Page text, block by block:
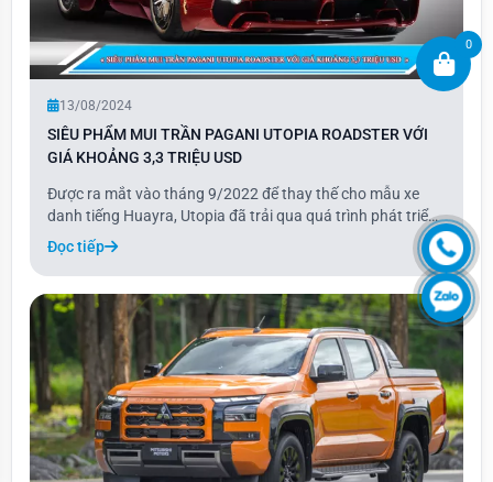
13/08/2024
SIÊU PHẨM MUI TRẦN PAGANI UTOPIA ROADSTER VỚI
GIÁ KHOẢNG 3,3 TRIỆU USD
Được ra mắt vào tháng 9/2022 để thay thế cho mẫu xe
danh tiếng Huayra, Utopia đã trải qua quá trình phát triển
kéo dài, trong đó phiên bản mui trần được phát triển song
song. Sau gần hai năm chờ đợi, phiên bản mui trần này
mới chính thức được công bố, đán
Đọc tiếp
0